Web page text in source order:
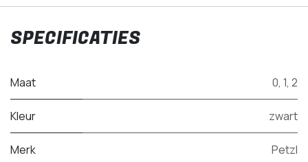
SPECIFICATIES
Maat 0, 1, 2
Kleur zwart
Merk Petzl